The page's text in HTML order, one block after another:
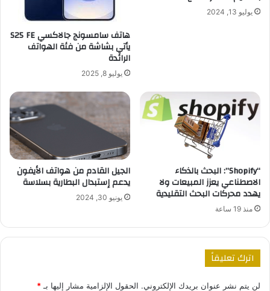
يوليو 13, 2024
هاتف سامسونج جالاكسي S25 FE
يأتي بشاشة من فئة الهواتف
الرائدة
يوليو 8, 2025
“Shopify”: البحث بالذكاء
الاصطناعي يعزز المبيعات ولا
يهدد محركات البحث التقليدية
منذ 19 ساعة
الجيل القادم من هواتف الأيفون
يدعم إستبدال البطارية بسلاسة
يونيو 30, 2024
اترك تعليقاً
لن يتم نشر عنوان بريدك الإلكتروني. الحقول الإلزامية مشار إليها بـ *